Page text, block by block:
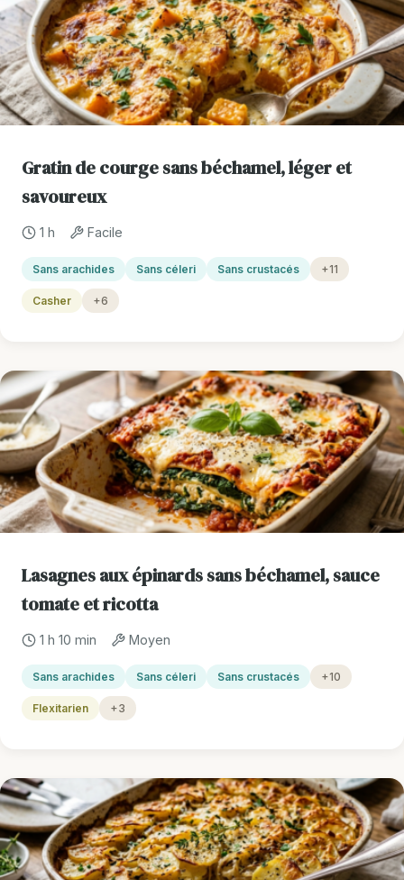
Gratin de courge sans béchamel, léger et
savoureux
1 h Facile
Sans arachides Sans céleri Sans crustacés +11
Casher +6
Lasagnes aux épinards sans béchamel, sauce
tomate et ricotta
1 h 10 min Moyen
Sans arachides Sans céleri Sans crustacés +10
Flexitarien +3